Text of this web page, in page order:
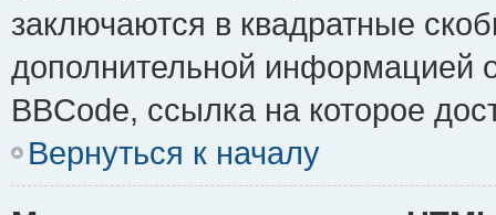
заключаются в квадратные
дополнительной информацией
BBCode, ссылка на которое
Вернуться к началу